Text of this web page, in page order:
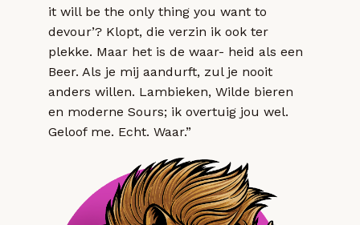
it will be the only thing you want to
devour’? Klopt, die verzin ik ook ter
plekke. Maar het is de waar- heid als een
Beer. Als je mij aandurft, zul je nooit
anders willen. Lambieken, Wilde bieren
en moderne Sours; ik overtuig jou wel.
Geloof me. Echt. Waar.”